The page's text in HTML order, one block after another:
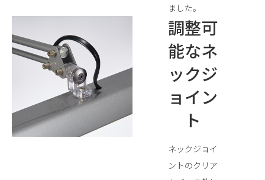
ました。
調整可
能なネ
ックジ
ョイン
ト
ネックジョイ
ントのクリア